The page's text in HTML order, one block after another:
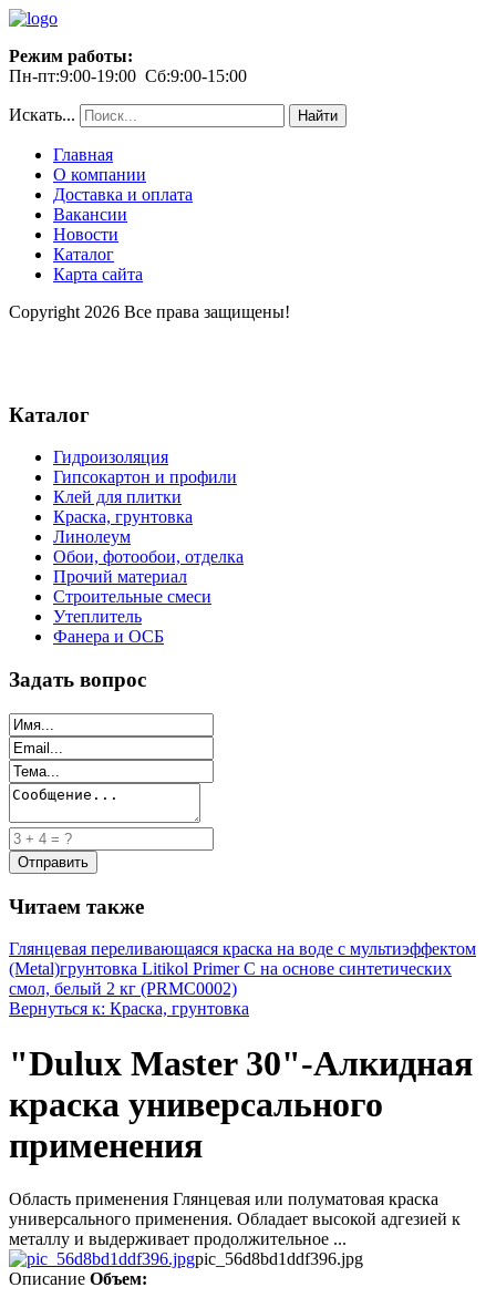
Режим работы:
Пн-пт:9:00-19:00 Сб:9:00-15:00
Искать... Найти
Главная
О компании
Доставка и оплата
Вакансии
Новости
Каталог
Карта сайта
Copyright 2026 Все права защищены!
Каталог
Гидроизоляция
Гипсокартон и профили
Клей для плитки
Краска, грунтовка
Линолеум
Обои, фотообои, отделка
Прочий материал
Строительные смеси
Утеплитель
Фанера и ОСБ
Задать вопрос
Читаем также
Глянцевая переливающаяся краска на воде с мультиэффектом
(Metal)грунтовка Litikol Primer C на основе синтетических
смол, белый 2 кг (PRMC0002)
Вернуться к: Краска, грунтовка
"Dulux Master 30"-Алкидная
краска универсального
применения
Область применения Глянцевая или полуматовая краска
универсального применения. Обладает высокой адгезией к
металлу и выдерживает продолжительное ...
pic_56d8bd1ddf396.jpg
Описание Объем: